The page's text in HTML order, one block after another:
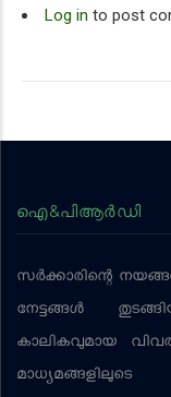
Log in to post
ഐ&പിആര്‍ഡി
സര്‍ക്കാരിന്റെ
നേട്ടങ്ങള്‍
കാലികവുമായ